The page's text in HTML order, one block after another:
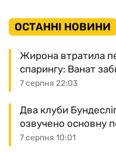
ОСТАННІ НОВИНИ
7 серпня 22:03
Жирона втратила
спарингу: Ванат
7 серпня 10:01
Два клуби
озвучено основну